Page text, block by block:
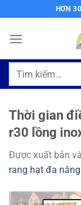
qua
nội
HƠN
Tìm
Thời gian
r30 lồng
Được xuất bản
rang hạt đa